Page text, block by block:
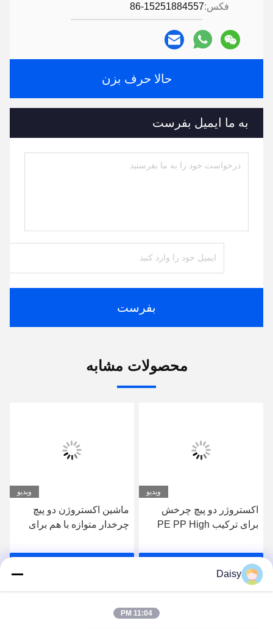
فکس:86-15251884557
حالا حرف بزن
به ما ایمیل بفرست
بفرست
محصولات مشابه
ویدیو
اکستروژر دو پیچ چرخش
برای ترکیب PE PP High
بهترین قیمت رو بدست
ویدیو
ماشین اکستروژن دو پیچ
چرخدار متوازه با هم برای
Daisy
11:04 PM